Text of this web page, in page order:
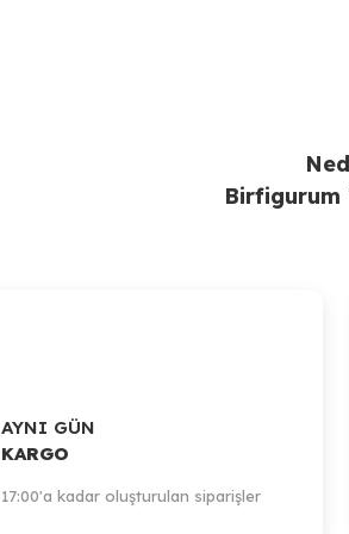
Birfigurum
AYNI GÜN
KARGO
17:00'a kadar oluşturulan siparişler